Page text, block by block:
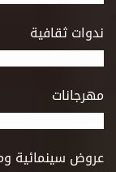
ندوات ثقافية
مهرجانات
عروض سينمائية